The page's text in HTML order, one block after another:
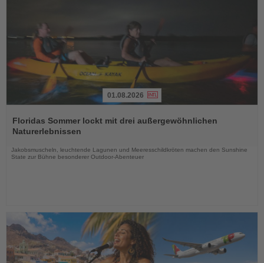
Sie
die
01.08.2026
Floridas Sommer lockt mit drei außergewöhnlichen
Naturerlebnissen
Jakobsmuscheln, leuchtende Lagunen und Meeresschildkröten machen den Sunshine
State zur Bühne besonderer Outdoor-Abenteuer